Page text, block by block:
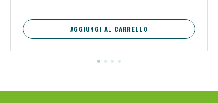
AGGIUNGI AL CARRELLO